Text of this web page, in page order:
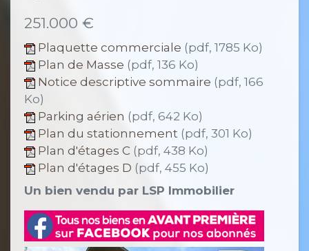
251.000 €
Plaquette commerciale (pdf, 1785 Ko)
Plan de Masse (pdf, 136 Ko)
Notice descriptive sommaire (pdf, 166
Ko)
Parking aérien (pdf, 642 Ko)
Plan du stationnement (pdf, 301 Ko)
Plan d'étages C (pdf, 438 Ko)
Plan d'étages D (pdf, 455 Ko)
Un bien vendu par LSP Immobilier